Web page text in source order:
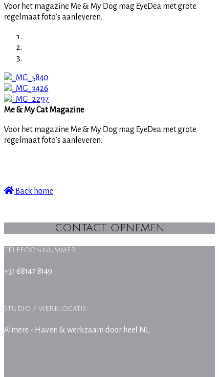
Voor het magazine Me & My Dog mag EyeDea met grote
regelmaat foto’s aanleveren.
Me & My Cat Magazine
Voor het magazine Me & My Dog mag EyeDea met grote
regelmaat foto’s aanleveren.
Back home
CONTACT OPNEMEN
Telefoonnummer
+31 68147 8149
Studio / werklocatie:
Almere - Haven & werkzaam door heel NL